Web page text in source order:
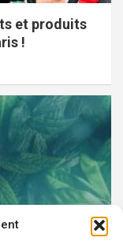
et produits
!